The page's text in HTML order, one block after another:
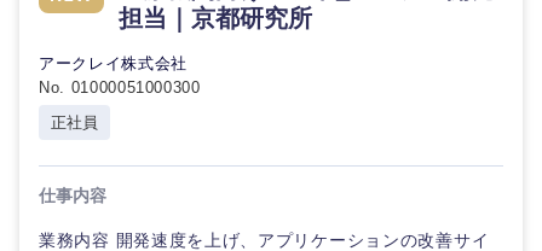
担当｜京都研究所
アークレイ株式会社
No. 01000051000300
正社員
仕事内容
業務内容 開発速度を上げ、アプリケーションの改善サイ